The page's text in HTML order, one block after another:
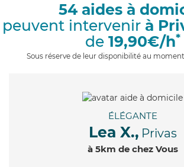
54 aides à
peuvent intervenir à
de 19,90€/h*
Sous réserve de leur disponibilité au
ÉLÉGANTE
Lea X., Privas
à 5km de chez Vous